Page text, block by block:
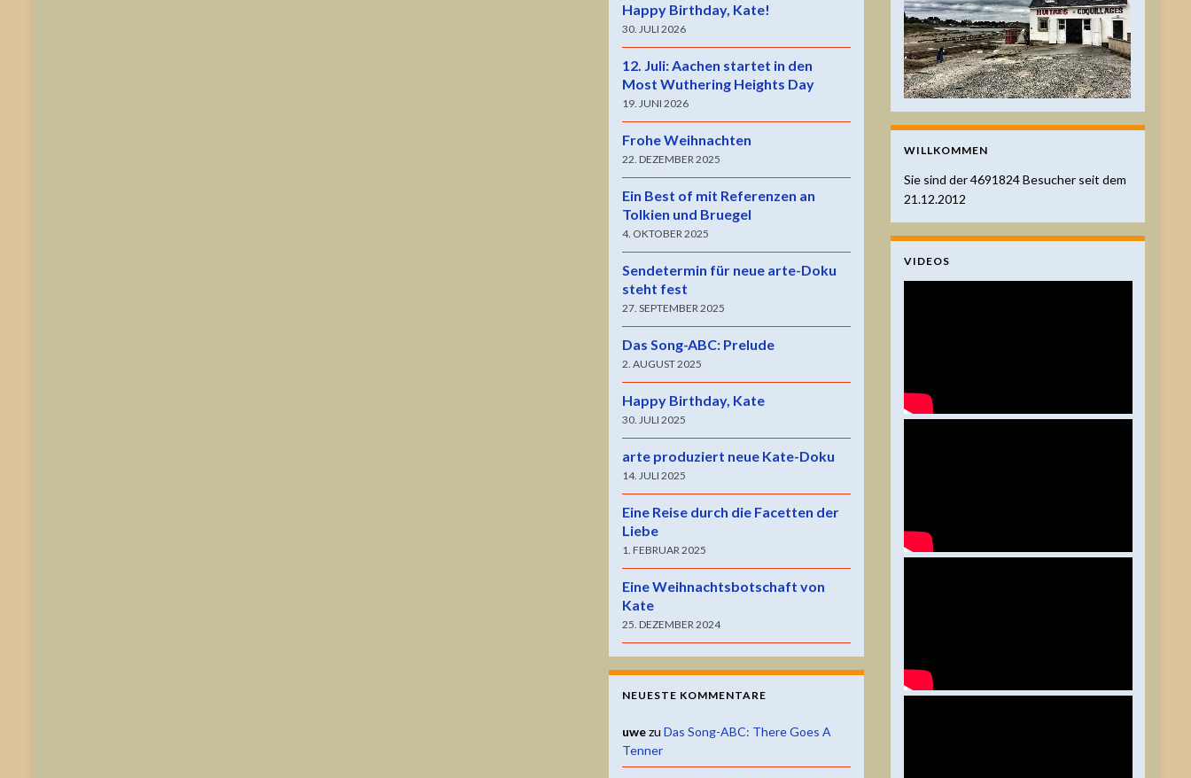
Happy Birthday, Kate!
30. JULI 2026
12. Juli: Aachen startet in den
Most Wuthering Heights Day
19. JUNI 2026
Frohe Weihnachten
22. DEZEMBER 2025
Ein Best of mit Referenzen an
Tolkien und Bruegel
4. OKTOBER 2025
Sendetermin für neue arte-Doku
steht fest
27. SEPTEMBER 2025
Das Song-ABC: Prelude
2. AUGUST 2025
Happy Birthday, Kate
30. JULI 2025
arte produziert neue Kate-Doku
14. JULI 2025
Eine Reise durch die Facetten der
Liebe
1. FEBRUAR 2025
Eine Weihnachtsbotschaft von
Kate
25. DEZEMBER 2024
NEUESTE KOMMENTARE
uwezu Das Song-ABC: There Goes A
Tenner
WILLKOMMEN
Sie sind der4691824Besucher seit dem
21.12.2012
VIDEOS